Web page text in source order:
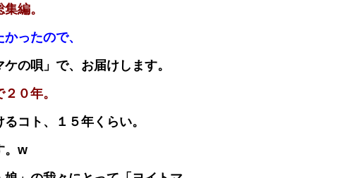
編。
ったので、
の唄」で、お届けします。
０年。
コト、１５年くらい。
。w